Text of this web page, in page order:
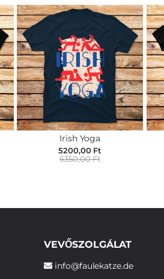
Irish Yoga
5200,00 Ft
6350,00 Ft
VEVŐSZOLGÁLAT
info@faulekatze.de